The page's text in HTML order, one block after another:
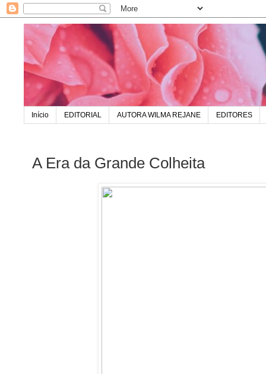
Início EDITORIAL AUTORA WILMA REJANE EDITORES
A Era da Grande Colheita